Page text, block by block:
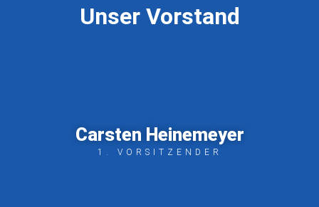
Unser Vorstand
Carsten Heinemeyer
1. VORSITZENDER